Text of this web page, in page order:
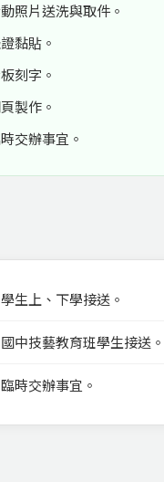
照片送洗與取件。
黏貼。
刻字。
製作。
交辦事宜。
學生上、下學接送。
國中技藝教育班學生接送。
臨時交辦事宜。